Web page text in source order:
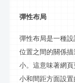
彈性布局
彈性布局是一種
位置之間的關係
小。這意味著網
小和間距方面設